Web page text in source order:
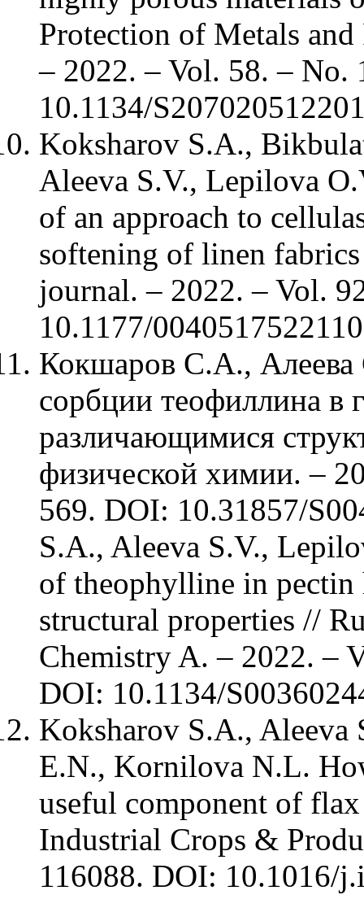
Protection of Metals
– 2022. – Vol. 58. – No.
10.1134/
Koksharov S.A.,
Aleeva S.V., Lepilova
of an approach to
softening of linen
journal. – 2022. – Vol.
10.1177/
Кокшаров С.А.,
сорбции теофиллина в
различающимися
физической химии. –
569. DOI: 10.31857/
S.A., Aleeva S.V.,
of theophylline in
structural properties //
Chemistry A. – 2022. –
DOI: 10.1134/
Koksharov S.A.,
E.N., Kornilova N.L.
useful component of
Industrial Crops &
116088. DOI: 10.1016/